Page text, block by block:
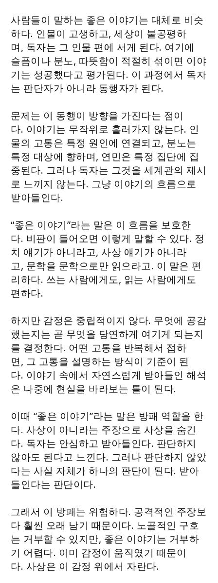
사람들이 말하는 좋은 이야기는 대체로 비슷
하다. 인물이 고생하고, 세상이 불공평하
며, 독자는 그 인물 편에 서게 된다. 여기에
슬픔이나 분노, 따뜻함이 적절히 섞이면 이야
기는 성공했다고 평가된다. 이 과정에서 독자
는 판단자가 아니라 동행자가 된다.
문제는 이 동행이 방향을 가진다는 점이
다. 이야기는 무작위로 흘러가지 않는다. 인
물의 고통은 특정 원인에 연결되고, 분노는
특정 대상에 향하며, 연민은 특정 집단에 집
중된다. 그러나 독자는 그것을 세계관의 제시
로 느끼지 않는다. 그냥 이야기의 흐름으로
받아들인다.
“좋은 이야기”라는 말은 이 흐름을 보호한
다. 비판이 들어오면 이렇게 말할 수 있다. 정
치 얘기가 아니라고, 사상 얘기가 아니라
고, 문학을 문학으로만 읽으라고. 이 말은 편
리하다. 쓰는 사람에게도, 읽는 사람에게도
편하다.
하지만 감정은 중립적이지 않다. 무엇에 공감
했는지는 곧 무엇을 당연하게 여기게 되는지
를 결정한다. 어떤 고통을 반복해서 접하
면, 그 고통을 설명하는 방식이 기준이 된
다. 이야기 속에서 자연스럽게 받아들인 해석
은 나중에 현실을 바라보는 틀이 된다.
이때 “좋은 이야기”라는 말은 방패 역할을 한
다. 사상이 아니라는 주장으로 사상을 숨긴
다. 독자는 안심하고 받아들인다. 판단하지
않아도 된다고 느낀다. 그러나 판단하지 않았
다는 사실 자체가 하나의 판단이 된다. 받아
들인다는 판단이다.
그래서 이 방패는 위험하다. 공격적인 주장보
다 훨씬 오래 남기 때문이다. 노골적인 구호
는 거부할 수 있지만, 좋은 이야기는 거부하
기 어렵다. 이미 감정이 움직였기 때문이
다. 사상은 이 감정 위에서 자란다.